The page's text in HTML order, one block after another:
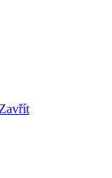
Zavřít